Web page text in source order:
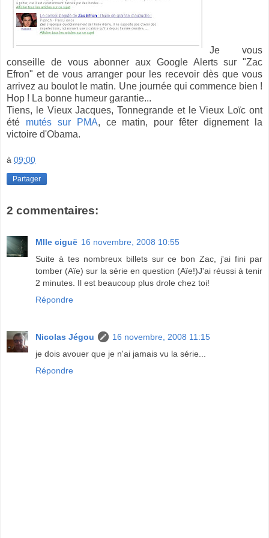
Je vous
conseille de vous abonner aux Google Alerts sur "Zac
Efron" et de vous arranger pour les recevoir dès que vous
arrivez au boulot le matin. Une journée qui commence bien !
Hop ! La bonne humeur garantie...
Tiens, le Vieux Jacques, Tonnegrande et le Vieux Loïc ont
été mutés sur PMA, ce matin, pour fêter dignement la
victoire d'Obama.
à 09:00
Partager
2 commentaires:
Mlle ciguë 16 novembre, 2008 10:55
Suite à tes nombreux billets sur ce bon Zac, j'ai fini par
tomber (Aïe) sur la série en question (Aïe!)J'ai réussi à tenir
2 minutes. Il est beaucoup plus drole chez toi!
Répondre
Nicolas Jégou
16 novembre, 2008 11:15
je dois avouer que je n'ai jamais vu la série...
Répondre